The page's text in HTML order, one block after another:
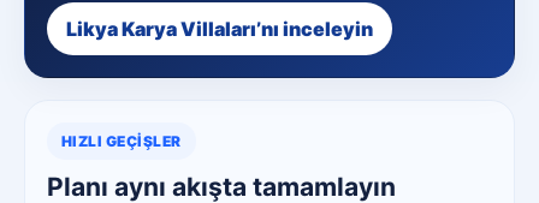
Likya Karya Villaları’nı inceleyin
HIZLI GEÇIŞLER
Planı aynı akışta tamamlayın